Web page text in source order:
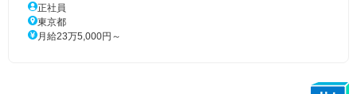
正社員
東京都
月給23万5,000円～